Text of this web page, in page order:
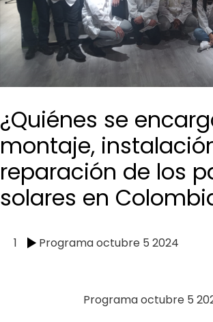
¿Quiénes se
montaje,
reparación de los
solares en
1 Programa octubre 5 2024
Programa octubre 5